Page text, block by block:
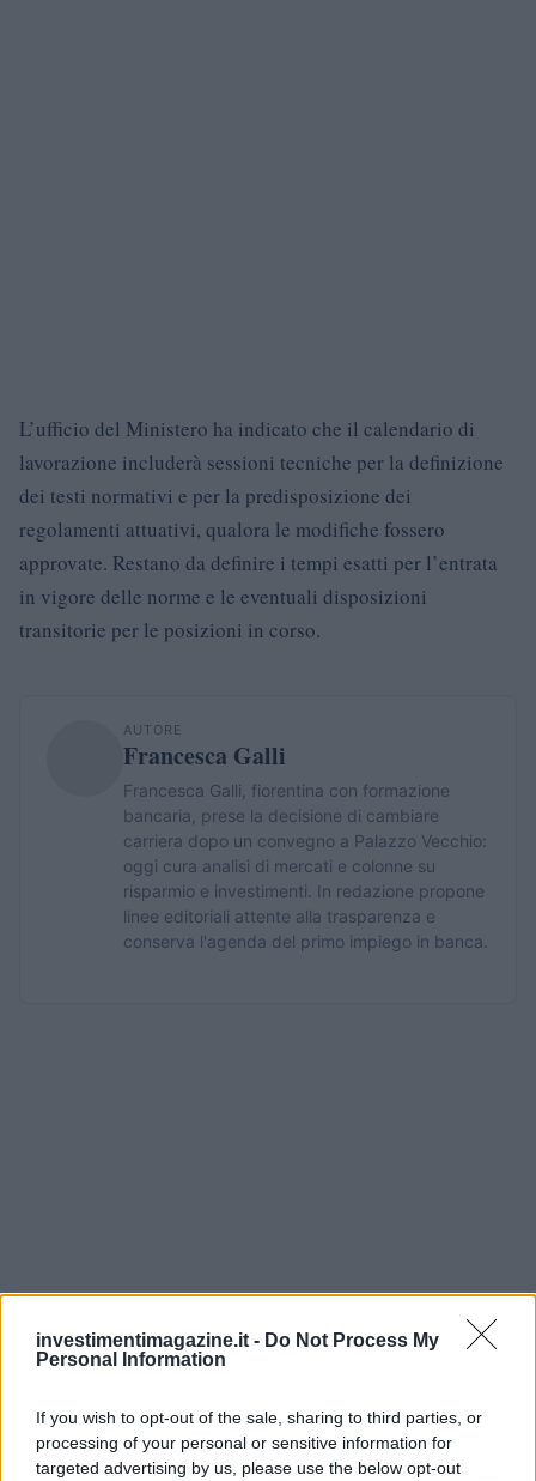
investimentimagazine.it - Do Not Process My
Personal Information
If you wish to opt-out of the sale, sharing to third parties, or
processing of your personal or sensitive information for
targeted advertising by us, please use the below opt-out
L’ufficio del Ministero ha indicato che il calendario di
lavorazione includerà sessioni tecniche per la definizione
dei testi normativi e per la predisposizione dei
regolamenti attuativi, qualora le modifiche fossero
approvate. Restano da definire i tempi esatti per l’entrata
in vigore delle norme e le eventuali disposizioni
transitorie per le posizioni in corso.
AUTORE
Francesca Galli
Francesca Galli, fiorentina con formazione
bancaria, prese la decisione di cambiare
carriera dopo un convegno a Palazzo Vecchio:
oggi cura analisi di mercati e colonne su
risparmio e investimenti. In redazione propone
linee editoriali attente alla trasparenza e
conserva l'agenda del primo impiego in banca.